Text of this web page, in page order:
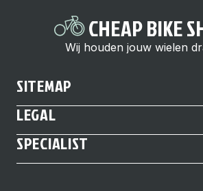
CHEAP BIKE
Wij houden jouw wielen
SITEMAP
LEGAL
SPECIALIST